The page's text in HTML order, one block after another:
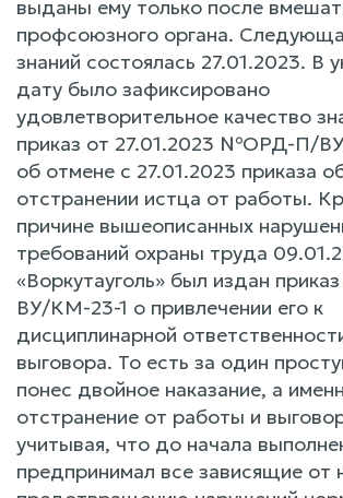
выданы ему только после
профсоюзного органа.
знаний состоялась 27.01.2023. В
дату было зафиксировано
удовлетворительное качество
приказ от 27.01.2023 №ОРД-П/
об отмене с 27.01.2023 приказа
отстранении истца от работы.
причине вышеописанных
требований охраны труда
«Воркутауголь» был издан
ВУ/КМ-23-1 о привлечении его к
дисциплинарной
выговора. То есть за один
понес двойное наказание, а
отстранение от работы и
учитывая, что до начала
предпринимал все зависящие от